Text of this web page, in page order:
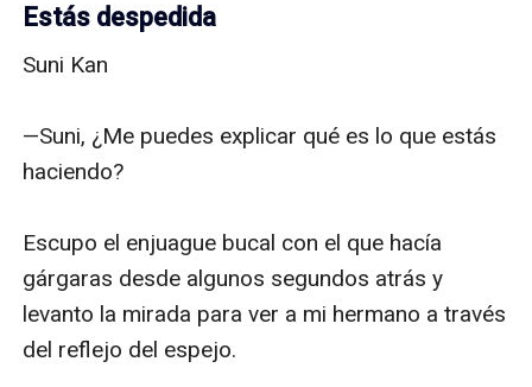
Estás despedida
Suni Kan
—Suni, ¿Me puedes explicar qué es lo que estás
haciendo?
Escupo el enjuague bucal con el que hacía
gárgaras desde algunos segundos atrás y
levanto la mirada para ver a mi hermano a través
del reflejo del espejo.